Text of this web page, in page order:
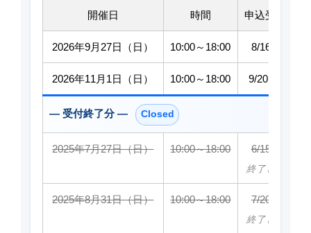
開催日 時間 申込受付期間
2026年9月27日（日） 10:00～18:00 8/16～9/13
2026年11月1日（日） 10:00～18:00 9/20～10/18
— 受付終了分 — Closed
2025年7月27日（日） 10:00～18:00 6/15～7/13
終了しました
2025年8月31日（日） 10:00～18:00 7/20～8/17
終了しました